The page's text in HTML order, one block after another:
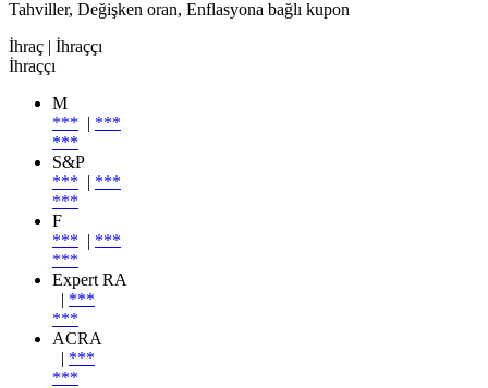
Tahviller, Değişken oran, Enflasyona bağlı kupon
İhraç | İhraççı
İhraççı
M
*** | ***
***
S&P
*** | ***
***
F
*** | ***
***
Expert RA
| ***
***
ACRA
| ***
***